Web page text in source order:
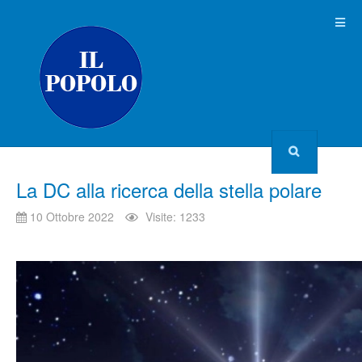
La DC alla ricerca della stella polare
10 Ottobre 2022 Visite: 1233